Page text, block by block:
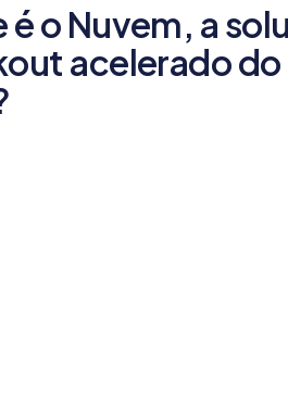
é o Nuvem, a
acelerado do